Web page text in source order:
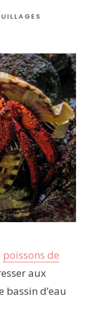
poissons de
aux
d’eau